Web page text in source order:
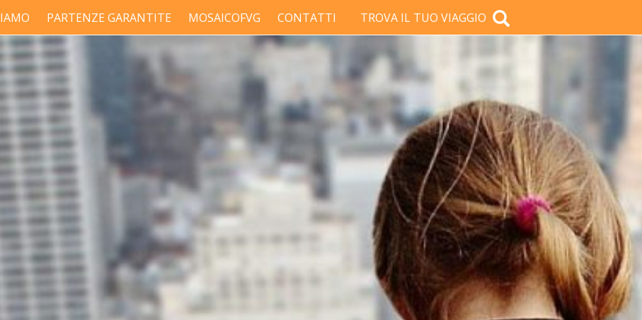
TROVA IL TUO VIAGGIO
PARTENZE GARANTITE MOSAICOFVG CONTATTI